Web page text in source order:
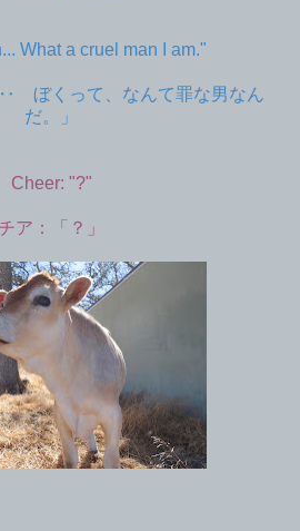
What a cruel man I am."
ぼくって、なんて罪な男なん
だ。」
Cheer: "?"
チア：「？」